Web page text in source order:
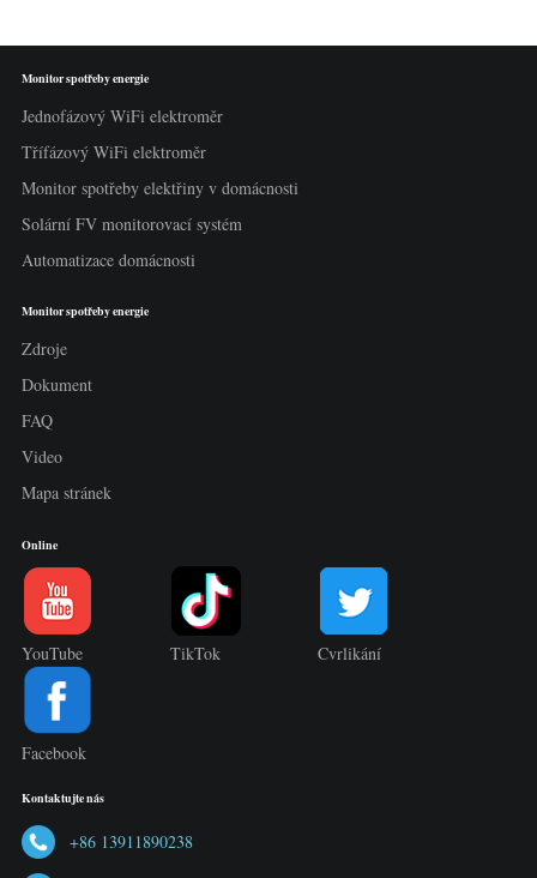
Monitor spotřeby energie
Jednofázový WiFi elektroměr
Třífázový WiFi elektroměr
Monitor spotřeby elektřiny v domácnosti
Solární FV monitorovací systém
Automatizace domácnosti
Monitor spotřeby energie
Zdroje
Dokument
FAQ
Video
Mapa stránek
Online
YouTube TikTok Cvrlikání
Facebook
Kontaktujte nás
+86 13911890238